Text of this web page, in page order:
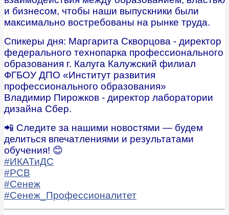
и бизнесом, чтобы наши выпускники были
максимально востребованы на рынке труда.
Спикеры дня: Маргарита Скворцова - директор
федерального технопарка профессионального
образования г. Калуга Калужский филиал
ФГБОУ ДПО «Институт развития
профессионального образования»
Владимир Пирожков - директор лаборатории
дизайна Сбер.
📲 Следите за нашими новостями — будем
делиться впечатлениями и результатами
обучения! 😊
#ИКАТиДС
#РСВ
#Сенеж
#Сенеж_Профессионалитет